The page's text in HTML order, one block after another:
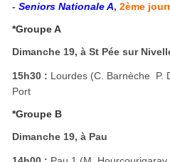
-Seniors Nationale A,2ème
*Groupe A
Dimanche 19, à St Pée sur
15h30 : Lourdes (C. Barnèche 
Port
*Groupe B
Dimanche 19, à Pau